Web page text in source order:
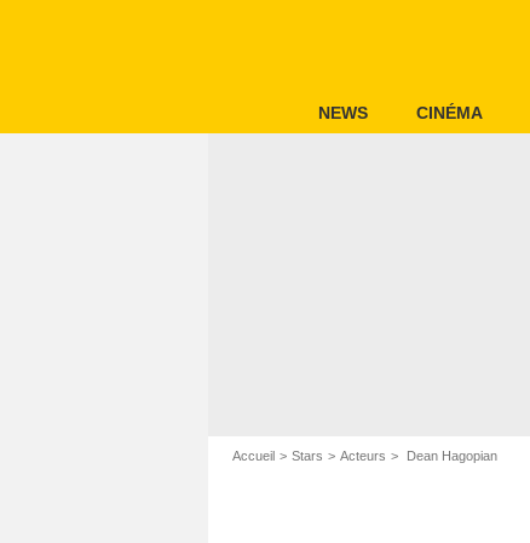
NEWS CINÉMA
Accueil Stars Acteurs Dean Hagopian